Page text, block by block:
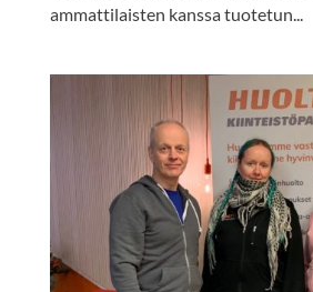
ammattilaisten kanssa tuotetun...